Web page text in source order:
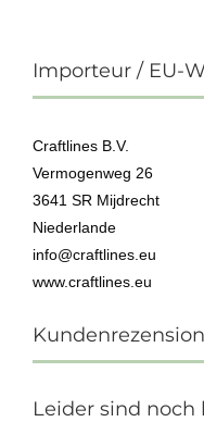
Importeur / EU-
Craftlines B.V.
Vermogenweg 26
3641 SR Mijdrecht
Niederlande
info@craftlines.eu
www.craftlines.eu
Leider sind